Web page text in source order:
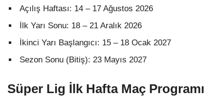
Açılış Haftası: 14 – 17 Ağustos 2026
İlk Yarı Sonu: 18 – 21 Aralık 2026
İkinci Yarı Başlangıcı: 15 – 18 Ocak 2027
Sezon Sonu (Bitiş): 23 Mayıs 2027
Süper Lig İlk Hafta Maç Programı